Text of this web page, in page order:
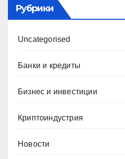
Рубрики
Uncategorised
Банки и кредиты
Бизнес и инвестиции
Криптоиндустрия
Новости